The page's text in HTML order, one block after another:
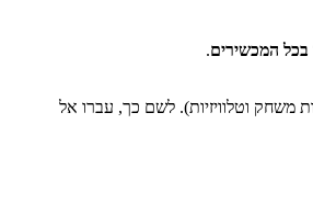
בכל המכשירים.
משחק וטלוויזיות). לשם כך, עברו אל